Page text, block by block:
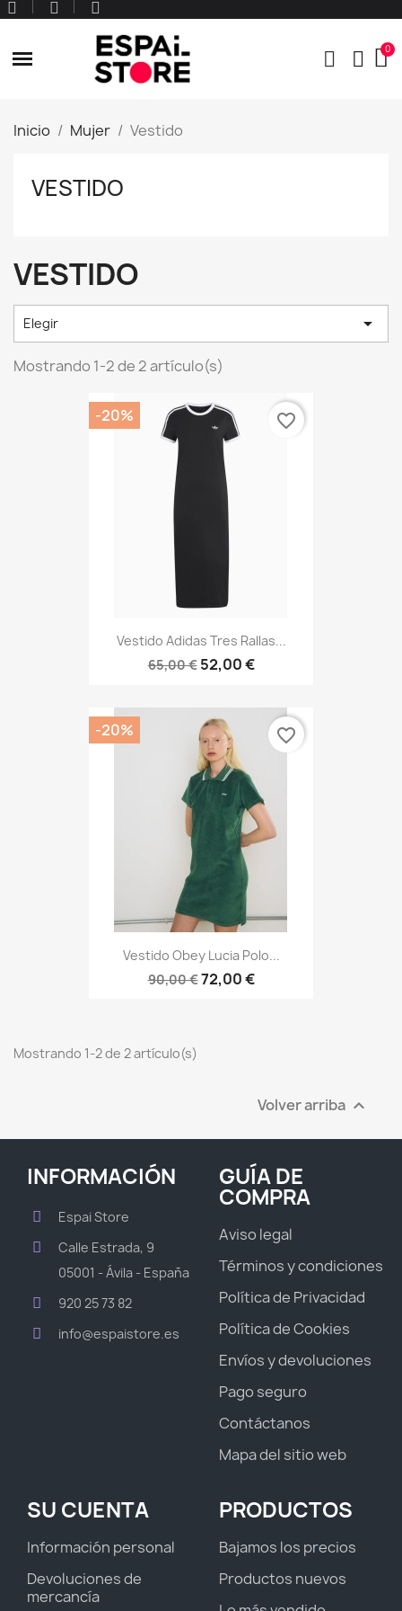
Inicio Mujer Vestido
VESTIDO
VESTIDO
Elegir 
Mostrando 1-2 de 2 artículo(s)
Vestido Adidas Tres Rallas...
65,00 € 52,00 €
-20% favorite_border
Vestido Obey Lucia Polo...
90,00 €72,00 €
-20% favorite_border
Mostrando 1-2 de 2 artículo(s)
Volver arriba 
INFORMACIÓN
Espai Store
Calle Estrada, 9
05001 - Ávila - España
920 25 73 82
info@espaistore.es
GUÍA DE
COMPRA
Aviso legal
Términos y condiciones
Política de Privacidad
Política de Cookies
Envíos y devoluciones
Pago seguro
Contáctanos
Mapa del sitio web
SU CUENTA
Información personal
Devoluciones de
mercancía
PRODUCTOS
Bajamos los precios
Productos nuevos